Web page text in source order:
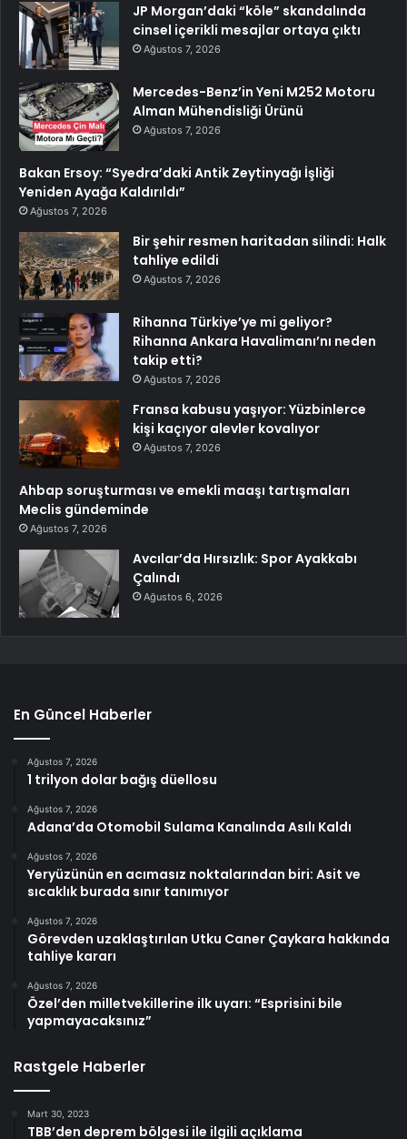
JP Morgan’daki “köle” skandalında
cinsel içerikli mesajlar ortaya çıktı
Ağustos 7, 2026
Mercedes-Benz’in Yeni M252 Motoru
Alman Mühendisliği Ürünü
Ağustos 7, 2026
Bakan Ersoy: “Syedra’daki Antik Zeytinyağı İşliği
Yeniden Ayağa Kaldırıldı”
Ağustos 7, 2026
Bir şehir resmen haritadan silindi: Halk
tahliye edildi
Ağustos 7, 2026
Rihanna Türkiye’ye mi geliyor?
Rihanna Ankara Havalimanı’nı neden
takip etti?
Ağustos 7, 2026
Fransa kabusu yaşıyor: Yüzbinlerce
kişi kaçıyor alevler kovalıyor
Ağustos 7, 2026
Ahbap soruşturması ve emekli maaşı tartışmaları
Meclis gündeminde
Ağustos 7, 2026
Avcılar’da Hırsızlık: Spor Ayakkabı
Çalındı
Ağustos 6, 2026
En Güncel Haberler
Ağustos 7, 2026
1 trilyon dolar bağış düellosu
Ağustos 7, 2026
Adana’da Otomobil Sulama Kanalında Asılı Kaldı
Ağustos 7, 2026
Yeryüzünün en acımasız noktalarından biri: Asit ve
sıcaklık burada sınır tanımıyor
Ağustos 7, 2026
Görevden uzaklaştırılan Utku Caner Çaykara hakkında
tahliye kararı
Ağustos 7, 2026
Özel’den milletvekillerine ilk uyarı: “Esprisini bile
yapmayacaksınız”
Rastgele Haberler
Mart 30, 2023
TBB’den deprem bölgesi ile ilgili açıklama